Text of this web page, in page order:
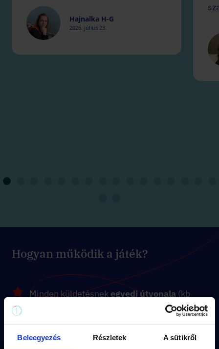
Beleegyezés Részletek A sütikről
Hajnalka H-G
2026. július 23.
Hogyan működik a játék?
Minden küldetésnek egyedi útvonala (kb
van.
történetébe
illeszkednek.